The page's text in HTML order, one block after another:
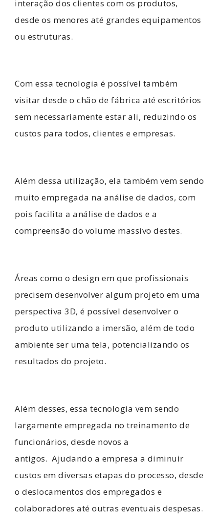
interação dos clientes com os produtos,
desde os menores até grandes equipamentos
ou estruturas.
Com essa tecnologia é possível também
visitar desde o chão de fábrica até escritórios
sem necessariamente estar ali, reduzindo os
custos para todos, clientes e empresas.
Além dessa utilização, ela também vem sendo
muito empregada na análise de dados, com
pois facilita a análise de dados e a
compreensão do volume massivo destes.
Áreas como o design em que profissionais
precisem desenvolver algum projeto em uma
perspectiva 3D, é possível desenvolver o
produto utilizando a imersão, além de todo
ambiente ser uma tela, potencializando os
resultados do projeto.
Além desses, essa tecnologia vem sendo
largamente empregada no treinamento de
funcionários, desde novos a
antigos. Ajudando a empresa a diminuir
custos em diversas etapas do processo, desde
o deslocamentos dos empregados e
colaboradores até outras eventuais despesas.